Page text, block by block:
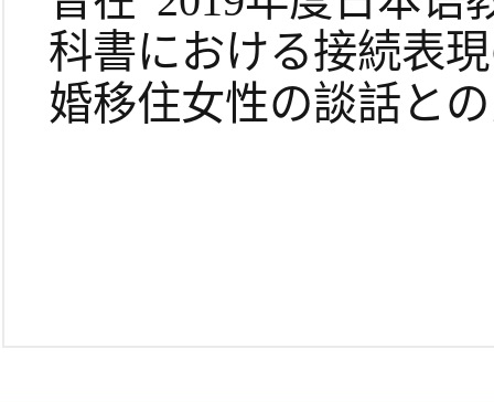
科書における接続表
婚移住女性の談話と